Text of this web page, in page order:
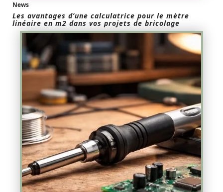
News
Les avantages d’une calculatrice pour le mètre
linéaire en m2 dans vos projets de bricolage